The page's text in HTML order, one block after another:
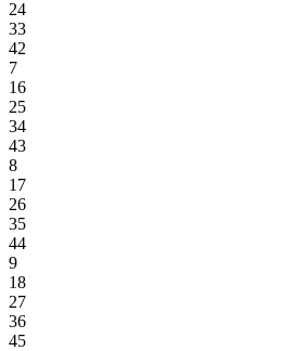
24
33
42
7
16
25
34
43
8
17
26
35
44
9
18
27
36
45